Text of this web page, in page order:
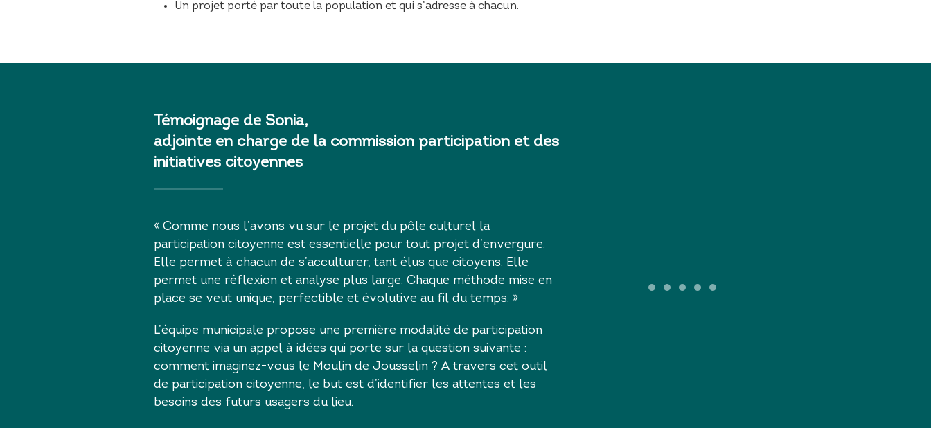
Un projet porté par toute la population et qui s’adresse à chacun.
Témoignage de Sonia,
adjointe en charge de la commission participation et des
initiatives citoyennes
« Comme nous l’avons vu sur le projet du pôle culturel la
participation citoyenne est essentielle pour tout projet d’envergure.
Elle permet à chacun de s’acculturer, tant élus que citoyens. Elle
permet une réflexion et analyse plus large. Chaque méthode mise en
place se veut unique, perfectible et évolutive au fil du temps. »
L’équipe municipale propose une première modalité de participation
citoyenne via un appel à idées qui porte sur la question suivante :
comment imaginez-vous le Moulin de Jousselin ? A travers cet outil
de participation citoyenne, le but est d’identifier les attentes et les
besoins des futurs usagers du lieu.